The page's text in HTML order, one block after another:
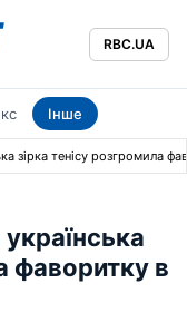
RBC.UA
Інше
зірка тенісу розгромила
фаворитку в